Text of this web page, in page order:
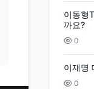
이동형
까요?
0
이재명
0